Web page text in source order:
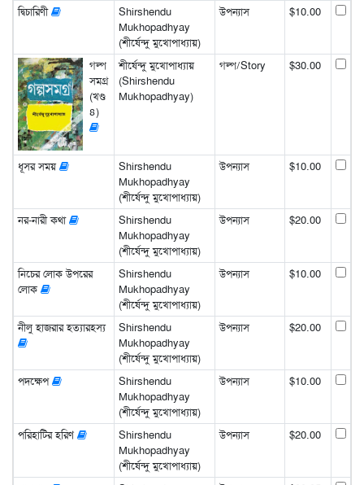
দ্বিচারিণী
Shirshendu
Mukhopadhyay
(শীর্ষেন্দু মুখোপাধ্যায়)
উপন্যাস $10.00
গল্প
সমগ্র
(খণ্ড
৪)
শীর্ষেন্দু মুখোপাধ্যায়
(Shirshendu
Mukhopadhyay)
গল্প/Story $30.00
ধূসর সময়
Shirshendu
Mukhopadhyay
(শীর্ষেন্দু মুখোপাধ্যায়)
উপন্যাস $10.00
নর-নারী কথা
Shirshendu
Mukhopadhyay
(শীর্ষেন্দু মুখোপাধ্যায়)
উপন্যাস $20.00
নিচের লোক উপরের
লোক
Shirshendu
Mukhopadhyay
(শীর্ষেন্দু মুখোপাধ্যায়)
উপন্যাস $10.00
নীলু হাজরার হত্যারহস্য
Shirshendu
Mukhopadhyay
(শীর্ষেন্দু মুখোপাধ্যায়)
উপন্যাস $20.00
পদক্ষেপ
Shirshendu
Mukhopadhyay
(শীর্ষেন্দু মুখোপাধ্যায়)
উপন্যাস $10.00
পরিহাটির হরিণ
Shirshendu
Mukhopadhyay
(শীর্ষেন্দু মুখোপাধ্যায়)
উপন্যাস $20.00